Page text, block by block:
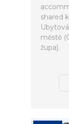
shared
městě
župa).